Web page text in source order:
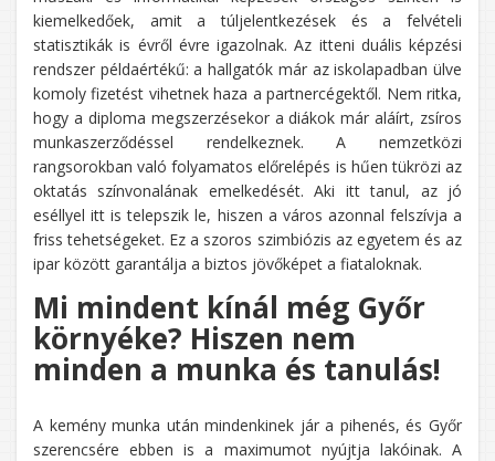
kiemelkedőek, amit a túljelentkezések és a felvételi
statisztikák is évről évre igazolnak. Az itteni duális képzési
rendszer példaértékű: a hallgatók már az iskolapadban ülve
komoly fizetést vihetnek haza a partnercégektől. Nem ritka,
hogy a diploma megszerzésekor a diákok már aláírt, zsíros
munkaszerződéssel rendelkeznek. A nemzetközi
rangsorokban való folyamatos előrelépés is hűen tükrözi az
oktatás színvonalának emelkedését. Aki itt tanul, az jó
eséllyel itt is telepszik le, hiszen a város azonnal felszívja a
friss tehetségeket. Ez a szoros szimbiózis az egyetem és az
ipar között garantálja a biztos jövőképet a fiataloknak.
Mi mindent kínál még Győr
környéke? Hiszen nem
minden a munka és tanulás!
A kemény munka után mindenkinek jár a pihenés, és Győr
szerencsére ebben is a maximumot nyújtja lakóinak. A